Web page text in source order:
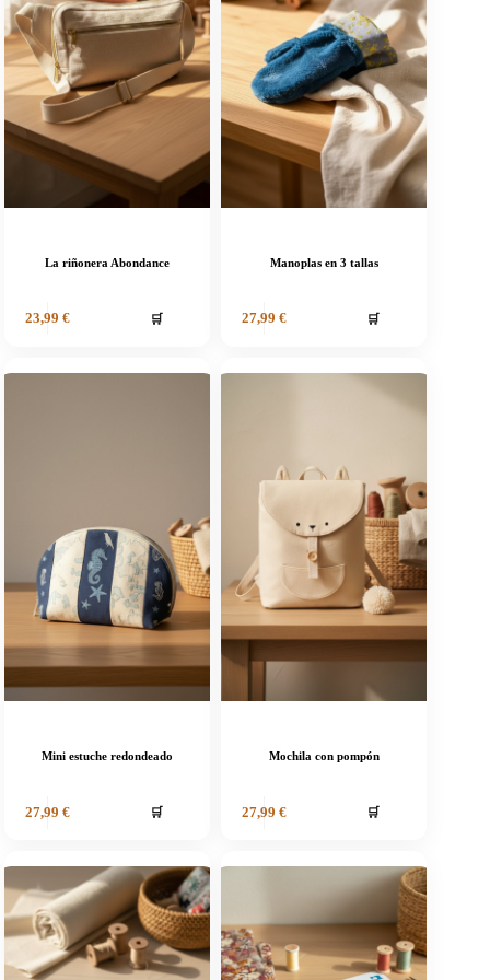
La riñonera Abondance
23,99 € 🛒
Manoplas en 3 tallas
27,99 € 🛒
Mini estuche redondeado
27,99 € 🛒
Mochila con pompón
27,99 € 🛒